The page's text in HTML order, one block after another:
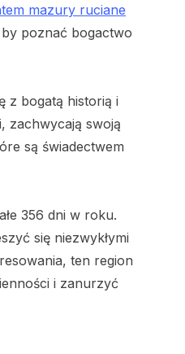
mazury ruciane
poznać bogactwo
z bogatą historią i
zachwycają swoją
są świadectwem
356 dni w roku.
się niezwykłymi
ten region
i zanurzyć